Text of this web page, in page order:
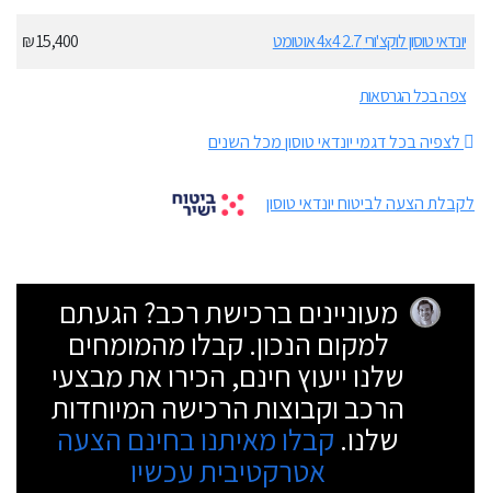
יונדאי טוסון לוקצ'ורי 2.7 4x4 אוטומט 15,400 ₪
צפה בכל הגרסאות
לצפיה בכל דגמי יונדאי טוסון מכל השנים
לקבלת הצעה לביטוח יונדאי טוסון
מעוניינים ברכישת רכב? הגעתם
למקום הנכון. קבלו מהמומחים
שלנו ייעוץ חינם, הכירו את מבצעי
הרכב וקבוצות הרכישה המיוחדות
שלנו. קבלו מאיתנו בחינם הצעה
אטרקטיבית עכשיו